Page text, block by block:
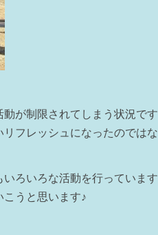
が制限されてしまう状況です
フレッシュになったのではな
ろいろな活動を行っています
うと思います♪